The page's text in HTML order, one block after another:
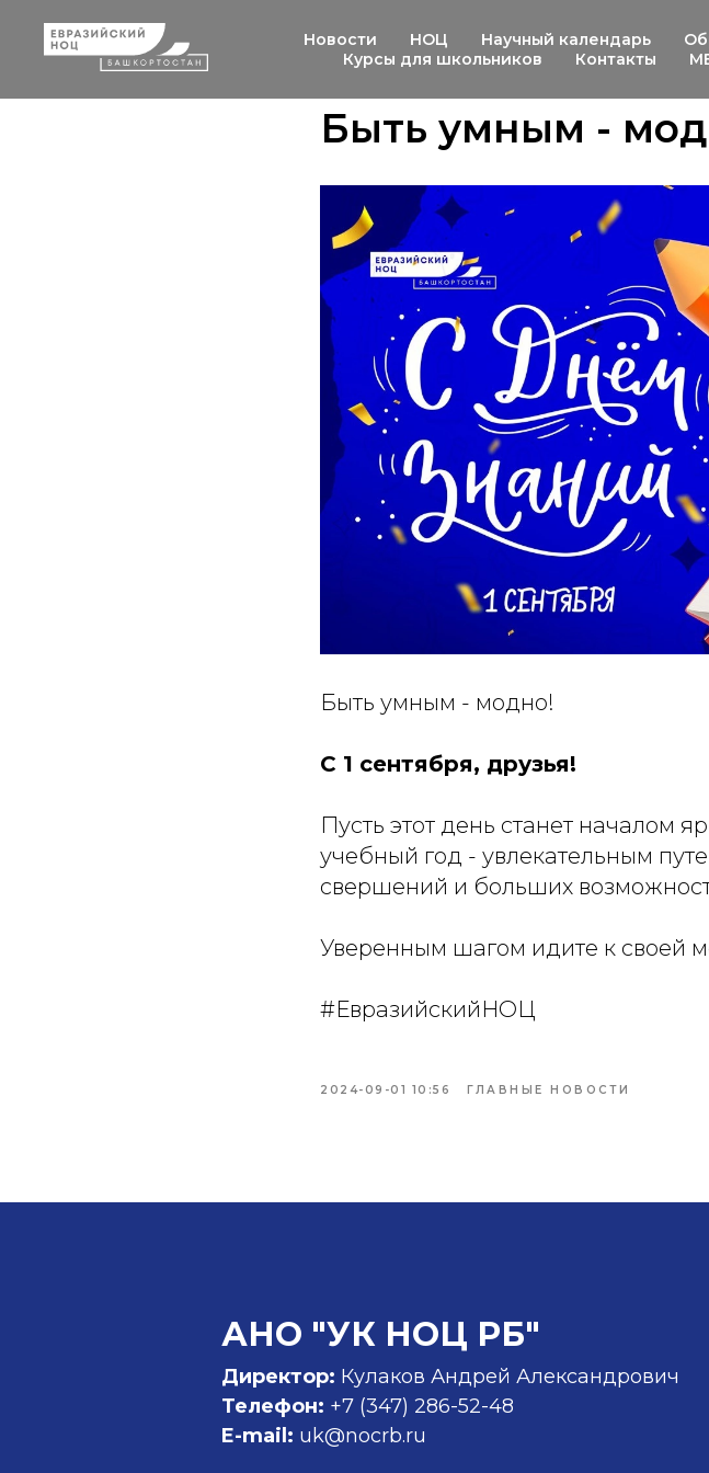
Новости НОЦ Научный календарь
Курсы для школьников
Контакты
Быть умным -
Быть умным - модно!
С 1 сентября, друзья!
Пусть этот день станет началом
учебный год - увлекательным
свершений и больших
Уверенным шагом идите к своей
#ЕвразийскийНОЦ
2024-09-01 10:56 ГЛАВНЫЕ НОВОСТИ
АНО "УК НОЦ РБ"
Директор: Кулаков Андрей Александрович
Телефон: +7 (347) 286-52-48
E-mail: uk@nocrb.ru